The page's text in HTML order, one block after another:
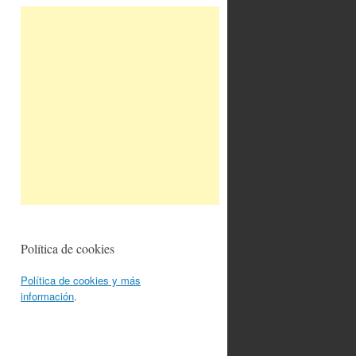
Política de cookies
Política de cookies y más
información.